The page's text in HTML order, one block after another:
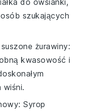
szukających
suszone żurawiny:
kwasowość i
wiśni.
: Syrop